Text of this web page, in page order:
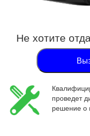
Не хотите
проведет
решение о